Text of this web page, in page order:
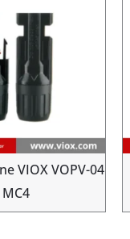
VIOX VOPV-04
MC4